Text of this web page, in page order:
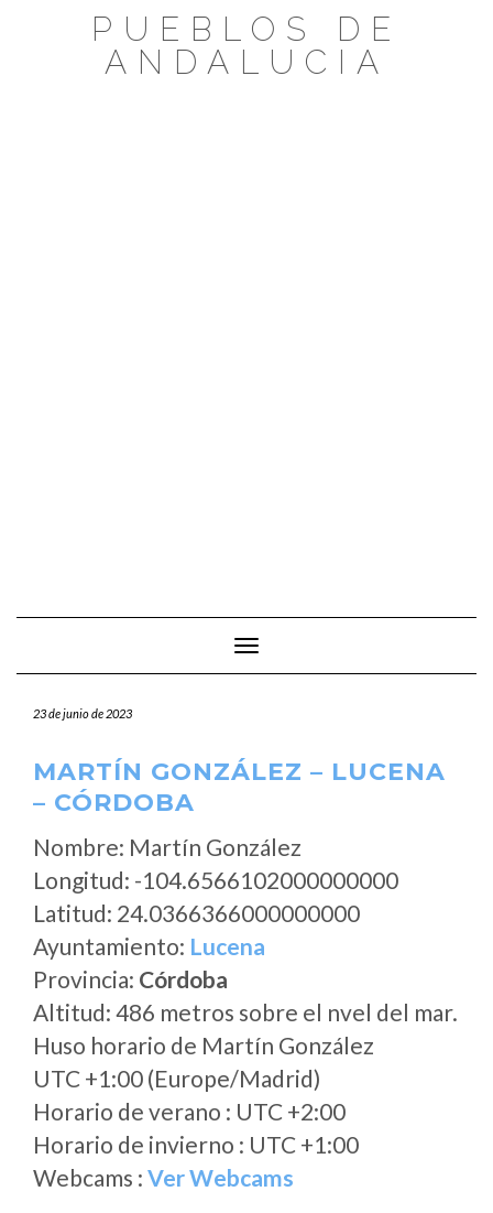
PUEBLOS DE
ANDALUCIA
Cambiar modo de navegación
23 de junio de 2023
MARTÍN GONZÁLEZ – LUCENA
– CÓRDOBA
Nombre: Martín González
Longitud: -104.6566102000000000
Latitud: 24.0366366000000000
Ayuntamiento: Lucena
Provincia: Córdoba
Altitud: 486 metros sobre el nvel del mar.
Huso horario de Martín González
UTC +1:00 (Europe/Madrid)
Horario de verano : UTC +2:00
Horario de invierno : UTC +1:00
Webcams : Ver Webcams